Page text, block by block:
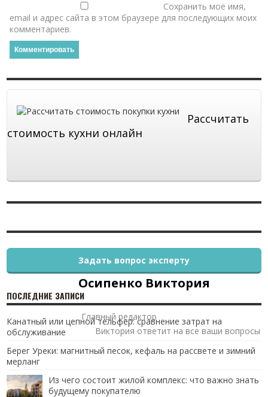
Сохранить моё имя,
email и адрес сайта в этом браузере для последующих моих
комментариев.
Рассчитать
стоимость кухни онлайн
Осипенко Виктория
Главный редактор
Виктория ответит на все ваши вопросы
Задать вопрос эксперту
ПОСЛЕДНИЕ ЗАПИСИ
Канатный или цепной тельфер: сравнение затрат на
обслуживание
Берег Уреки: магнитный песок, кефаль на рассвете и зимний
мерланг
Из чего состоит жилой комплекс: что важно знать
будущему покупателю